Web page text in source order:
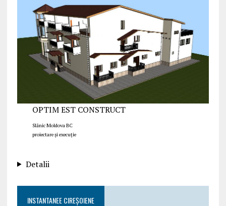
OPTIM EST CONSTRUCT
Slănic Moldova BC
proiectare și execuție
Detalii
INSTANTANEE CIREȘOIENE